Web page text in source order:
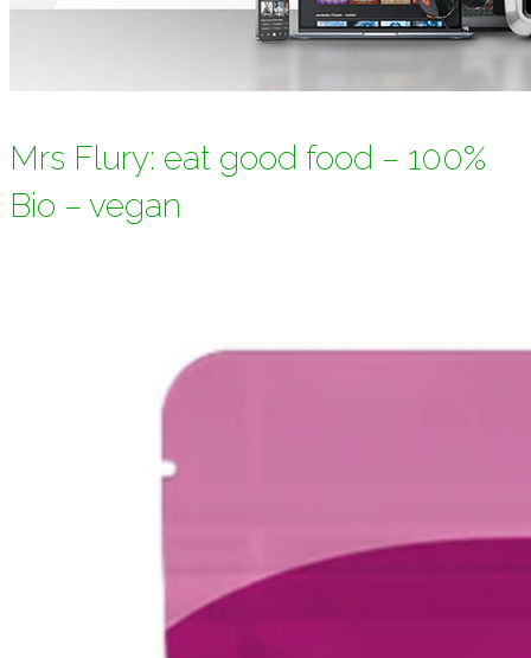
Mrs Flury: eat good food – 100%
Bio – vegan